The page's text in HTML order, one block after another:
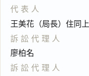
代表人
王美花（局長）住同上
訴訟代理人
廖柏名
訴訟代理人